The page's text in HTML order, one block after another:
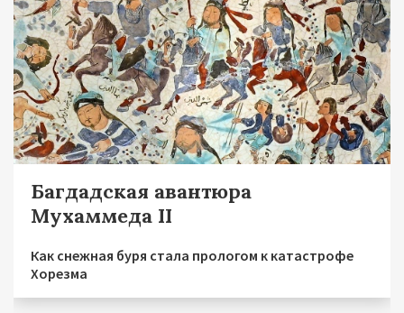
Багдадская авантюра
Мухаммеда II
Как снежная буря стала прологом к катастрофе
Хорезма